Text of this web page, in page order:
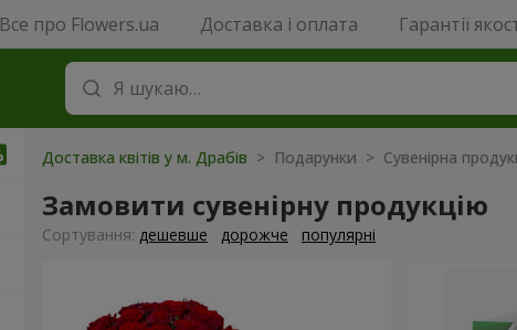
Все про Flowers.ua Доставка і оплата Гарантії
Доставка квітів у м. Драбів > Подарунки > Сувенірна
Замовити сувенірну продукцію
Сортування: дешевше дорожче популярні